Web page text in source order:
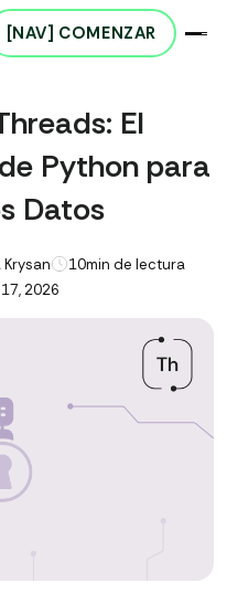
[NAV] COMENZAR
El
Python para
Datos
10min de lectura
2026